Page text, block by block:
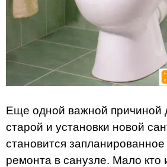
Еще одной важной причиной
старой и установки новой
становится
ремонта в санузле. Мало кто